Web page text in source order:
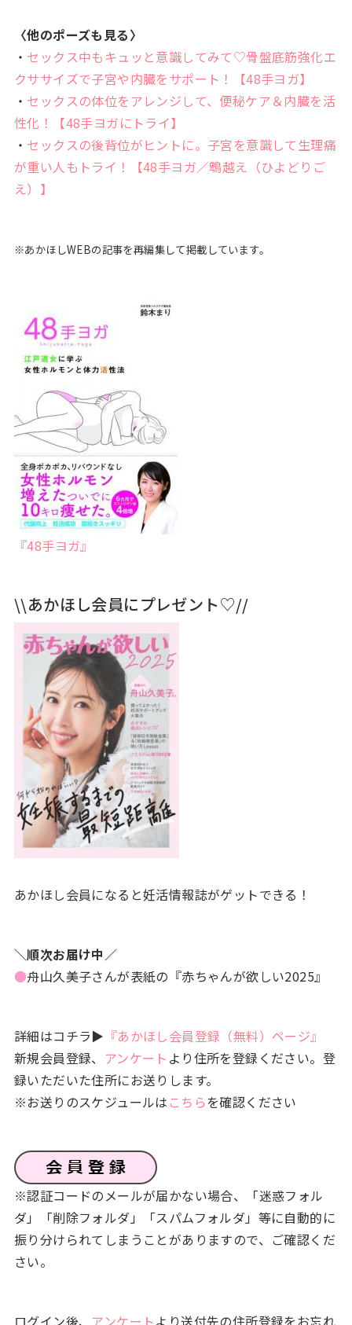
〈他のポーズも見る〉
・ セックス中もキュッと意識してみて♡骨盤底筋強化エ
クササイズで子宮や内臓をサポート！【48手ヨガ】
・ セックスの体位をアレンジして、便秘ケア＆内臓を活
性化！【48手ヨガにトライ】
・ セックスの後背位がヒントに。子宮を意識して生理痛
が重い人もトライ！【48手ヨガ／鵯越え（ひよどりご
え）】
※あかほしWEBの記事を再編集して掲載しています。
『48手ヨガ』
\\あかほし会員にプレゼント♡//
あかほし会員になると妊活情報誌がゲットできる！
＼順次お届け中／
●舟山久美子さんが表紙の『赤ちゃんが欲しい2025』
詳細はコチラ▶ 『あかほし会員登録（無料）ページ』
新規会員登録、 アンケート より住所を登録ください。登
録いただいた住所にお送りします。
※お送りのスケジュールは こちらを確認ください
※認証コードのメールが届かない場合、「迷惑フォル
ダ」「削除フォルダ」「スパムフォルダ」等に自動的に
振り分けられてしまうことがありますので、ご確認くだ
さい。
ログイン後、 アンケートより送付先の住所登録をお忘れ